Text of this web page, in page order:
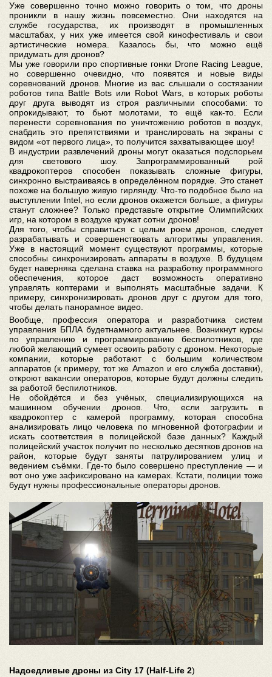
Уже совершенно точно можно говорить о том, что дроны
проникли в нашу жизнь повсеместно. Они находятся на
службе государства, их производят в промышленных
масштабах, у них уже имеется свой кинофестиваль и свои
артистические номера. Казалось бы, что можно ещё
придумать для дронов?
Мы уже говорили про спортивные гонки Drone Racing League,
но совершенно очевидно, что появятся и новые виды
соревнований дронов. Многие из вас слышали о состязании
роботов типа Battle Bots или Robot Wars, в которых роботы
друг друга выводят из строя различными способами: то
опрокидывают, то бьют молотами, то ещё как-то. Если
перенести соревнования по уничтожению роботов в воздух,
снабдить это препятствиями и транслировать на экраны с
видом «от первого лица», то получится захватывающее шоу!
В индустрии развлечений дроны могут оказаться подспорьем
для светового шоу. Запрограммированный рой
квадрокоптеров способен показывать сложные фигуры,
синхронно выстраиваясь в определённом порядке. Это станет
похоже на большую живую гирлянду. Что-то подобное было на
выступлении Intel, но если дронов окажется больше, а фигуры
станут сложнее? Только представьте открытие Олимпийских
игр, на котором в воздухе кружат сотни дронов!
Для того, чтобы справиться с целым роем дронов, следует
разрабатывать и совершенствовать алгоритмы управления.
Уже в настоящий момент существуют программы, которые
способны синхронизировать аппараты в воздухе. В будущем
будет наверняка сделана ставка на разработку программного
обеспечения, которое даст возможность оперативно
управлять коптерами и выполнять масштабные задачи. К
примеру, синхронизировать дронов друг с другом для того,
чтобы делать панорамное видео.
Вообще, профессия оператора и разработчика систем
управления БПЛА будетнамного актуальнее. Возникнут курсы
по управлению и программированию беспилотников, где
любой желающий сумеет освоить работу с дроном. Некоторые
компании, которые работают с большим количеством
аппаратов (к примеру, тот же Amazon и его служба доставки),
откроют вакансии операторов, которые будут должны следить
за работой беспилотников.
Не обойдётся и без учёных, специализирующихся на
машинном обучении дронов. Что, если загрузить в
квадрокоптер с камерой программу, которая способна
анализировать лицо человека по мгновенной фотографии и
искать соответствия в полицейской базе данных? Каждый
полицейский участок получит по несколько десятков дронов на
район, которые будут заняты патрулированием улиц и
ведением съёмки. Где-то было совершено преступление — и
вот оно уже зафиксировано на камерах. Кстати, полиции тоже
будут нужны профессиональные операторы дронов.
Надоедливые дроны из City 17 (Half-Life 2)